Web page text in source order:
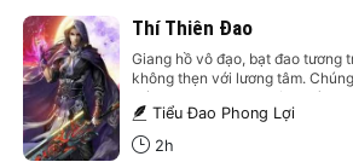
Thí Thiên Đao
Giang hồ vô đạo, bạt đao tương
không thẹn với lương tâm.
thí. Lãnh nhãn tinh không, trì
đại lộ, nhất lộ kinh cức, một đao
tôn! Một thiếu…
Tiểu Đao Phong Lợi
2h